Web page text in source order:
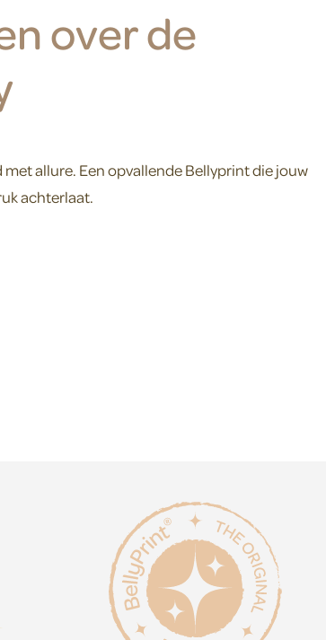
over de
allure. Een opvallende Bellyprint die jouw
achterlaat.